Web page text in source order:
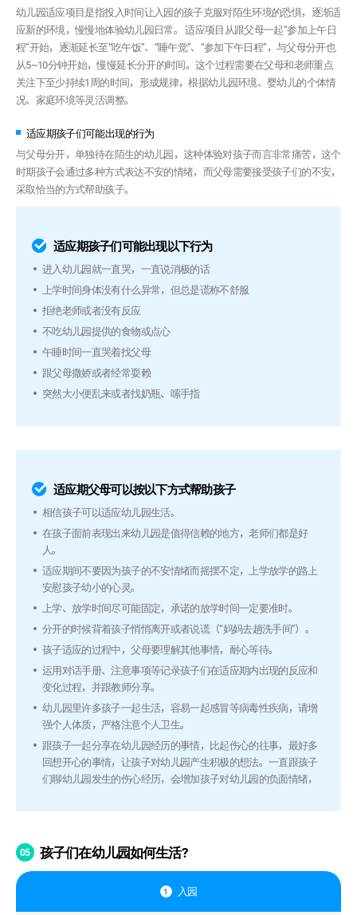
幼儿园适应项目是指投入时间让入园的孩子克服对陌生环境的恐惧，逐渐适
应新的环境，慢慢地体验幼儿园日常。 适应项目从跟父母一起“参加上午日
程”开始，逐渐延长至“吃午饭”、“睡午觉”、“参加下午日程”，与父母分开也
从5~10分钟开始，慢慢延长分开的时间。这个过程需要在父母和老师重点
关注下至少持续1周的时间，形成规律，根据幼儿园环境、婴幼儿的个体情
况、家庭环境等灵活调整。
适应期孩子们可能出现的行为
与父母分开，单独待在陌生的幼儿园，这种体验对孩子而言非常痛苦，这个
时期孩子会通过多种方式表达不安的情绪，而父母需要接受孩子们的不安，
采取恰当的方式帮助孩子。
适应期孩子们可能出现以下行为
进入幼儿园就一直哭，一直说消极的话
上学时间身体没有什么异常，但总是谎称不舒服
拒绝老师或者没有反应
不吃幼儿园提供的食物或点心
午睡时间一直哭着找父母
跟父母撒娇或者经常耍赖
突然大小便乱来或者找奶瓶、嗦手指
适应期父母可以按以下方式帮助孩子
相信孩子可以适应幼儿园生活。
在孩子面前表现出来幼儿园是值得信赖的地方，老师们都是好
人。
适应期间不要因为孩子的不安情绪而摇摆不定，上学放学的路上
安慰孩子幼小的心灵。
上学、放学时间尽可能固定，承诺的放学时间一定要准时。
分开的时候背着孩子悄悄离开或者说谎（“妈妈去趟洗手间”）。
孩子适应的过程中，父母要理解其他事情，耐心等待。
运用对话手册、注意事项等记录孩子们在适应期内出现的反应和
变化过程，并跟教师分享。
幼儿园里许多孩子一起生活，容易一起感冒等病毒性疾病，请增
强个人体质，严格注意个人卫生。
跟孩子一起分享在幼儿园经历的事情，比起伤心的往事，最好多
回想开心的事情，让孩子对幼儿园产生积极的想法。一直跟孩子
们聊幼儿园发生的伤心经历，会增加孩子对幼儿园的负面情绪，
05 孩子们在幼儿园如何生活?
1 入园